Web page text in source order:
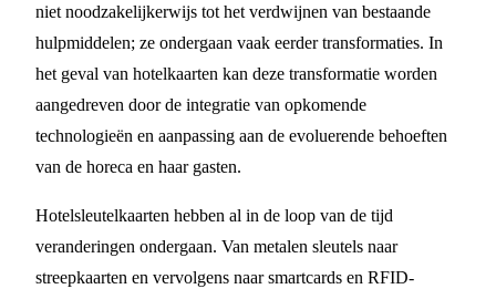
niet noodzakelijkerwijs tot het verdwijnen van bestaande
hulpmiddelen; ze ondergaan vaak eerder transformaties. In
het geval van hotelkaarten kan deze transformatie worden
aangedreven door de integratie van opkomende
technologieën en aanpassing aan de evoluerende behoeften
van de horeca en haar gasten.
Hotelsleutelkaarten hebben al in de loop van de tijd
veranderingen ondergaan. Van metalen sleutels naar
streepkaarten en vervolgens naar smartcards en RFID-